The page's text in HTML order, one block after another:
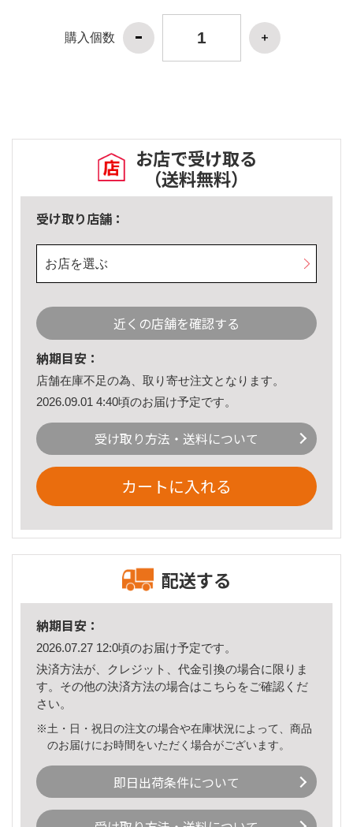
購入個数
お店で受け取る
（送料無料）
受け取り店舗：
お店を選ぶ
近くの店舗を確認する
納期目安：
店舗在庫不足の為、取り寄せ注文となります。
2026.09.01 4:40頃のお届け予定です。
受け取り方法・送料について
カートに入れる
配送する
納期目安：
2026.07.27 12:0頃のお届け予定です。
決済方法が、クレジット、代金引換の場合に限りま
す。その他の決済方法の場合はこちら をご確認くだ
さい。
※土・日・祝日の注文の場合や在庫状況によって、商品
のお届けにお時間をいただく場合がございます。
即日出荷条件について